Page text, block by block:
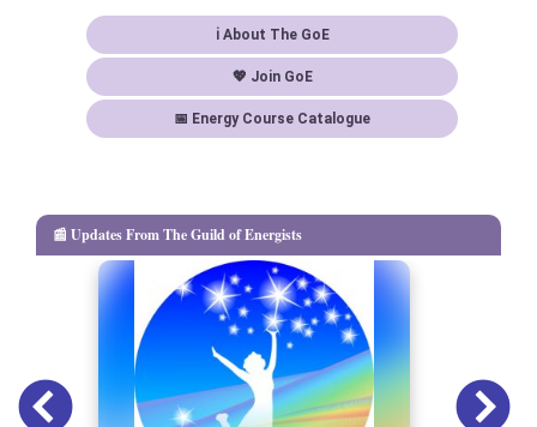
ℹ About The GoE
💖 Join GoE
📅 Energy Course Catalogue
📰 Updates From The Guild of Energists